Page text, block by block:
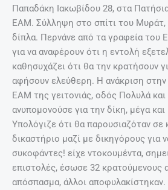
Παπαδάκη Ιακωβίδου 28, στα
ΕΑΜ. Σύλληψη στο σπίτι του Μυράτ,
δίπλα. Περνάνε από τα γραφεία του
για να αναφέρουν ότι η εντολή
καθησυχάζει ότι θα την κρατήσουν
αφήσουν ελεύθερη. Η ανάκριση
ΕΑΜ της γειτονιάς, οδός Πολυλά
ανυπομονούσε για την δίκη, μέγα
Υπολόγιζε ότι θα παρουσιαζόταν σε
δικαστήριο μαζί με δικηγόρους για
συκοφάντες! είχε ντοκουμέντα,
επιστολές, έσωσε 32 κρατούμενους
απόσπασμα, άλλοι αποφυλακίστηκαν.